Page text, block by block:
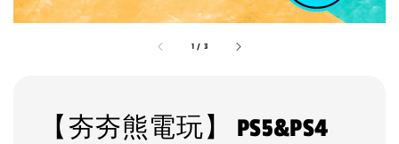
1 / 3
【夯夯熊電玩】 PS5&PS4